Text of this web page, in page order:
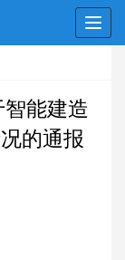
能建造
的通报